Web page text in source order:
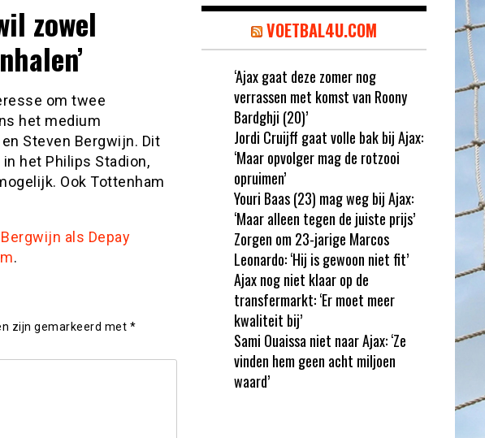
zowel
om twee
het medium
Steven Bergwijn. Dit
het Philips Stadion,
Ook Tottenham
als Depay
.
zijn gemarkeerd met *
VOETBAL4U.COM
‘Ajax gaat deze zomer nog
verrassen met komst van Roony
Bardghji (20)’
Jordi Cruijff gaat volle bak bij Ajax:
‘Maar opvolger mag de rotzooi
opruimen’
Youri Baas (23) mag weg bij Ajax:
‘Maar alleen tegen de juiste prijs’
Zorgen om 23-jarige Marcos
Leonardo: ‘Hij is gewoon niet fit’
Ajax nog niet klaar op de
transfermarkt: ‘Er moet meer
kwaliteit bij’
Sami Ouaissa niet naar Ajax: ‘Ze
vinden hem geen acht miljoen
waard’